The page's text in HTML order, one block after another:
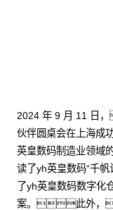
2024 年 9 月 11 日
伙伴圆桌会在上海
英皇数码制造业领域
读了yh英皇数码“千
了yh英皇数码数字
案。此外，